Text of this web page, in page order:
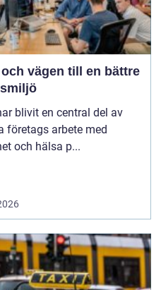
vägen till en bättre
blivit en central del av
företags arbete med
och hälsa p...